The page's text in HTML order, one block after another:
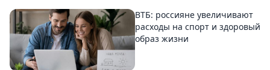
ВТБ: россияне увеличивают
расходы на спорт и здоровый
образ жизни